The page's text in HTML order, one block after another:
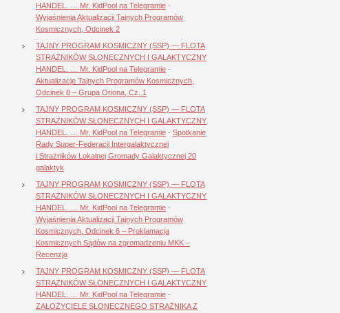
HANDEL. … Mr. KidPool na Telegramie -
Wyjaśnienia Aktualizacji Tajnych Programów
Kosmicznych, Odcinek 2
TAJNY PROGRAM KOSMICZNY (SSP) — FLOTA
STRAŻNIKÓW SŁONECZNYCH I GALAKTYCZNY
HANDEL. … Mr. KidPool na Telegramie -
Aktualizacje Tajnych Programów Kosmicznych,
Odcinek 8 – Grupa Oriona, Cz. 1
TAJNY PROGRAM KOSMICZNY (SSP) — FLOTA
STRAŻNIKÓW SŁONECZNYCH I GALAKTYCZNY
HANDEL. … Mr. KidPool na Telegramie - Spotkanie
Rady Super-Federacji Intergalaktycznej
i Strażników Lokalnej Gromady Galaktycznej 20
galaktyk
TAJNY PROGRAM KOSMICZNY (SSP) — FLOTA
STRAŻNIKÓW SŁONECZNYCH I GALAKTYCZNY
HANDEL. … Mr. KidPool na Telegramie -
Wyjaśnienia Aktualizacji Tajnych Programów
Kosmicznych, Odcinek 6 – Proklamacja
Kosmicznych Sądów na zgromadzeniu MKK –
Recenzja
TAJNY PROGRAM KOSMICZNY (SSP) — FLOTA
STRAŻNIKÓW SŁONECZNYCH I GALAKTYCZNY
HANDEL. … Mr. KidPool na Telegramie -
ZAŁOŻYCIELE SŁONECZNEGO STRAŻNIKA Z